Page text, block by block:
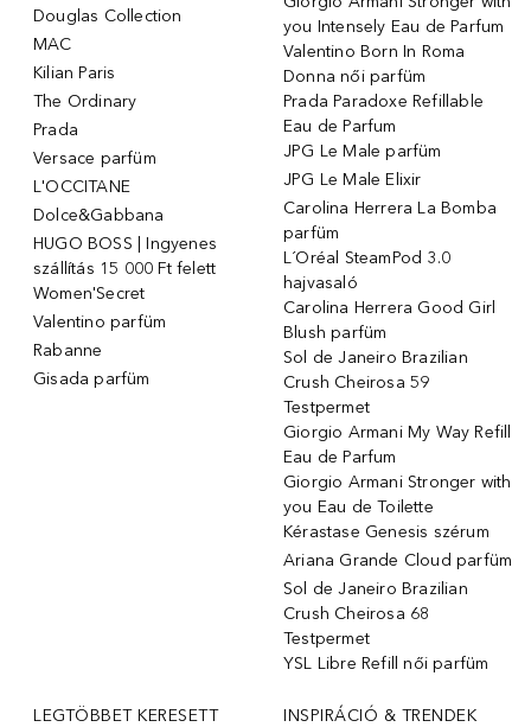
Douglas Collection
MAC
Kilian Paris
The Ordinary
Prada
Versace parfüm
L'OCCITANE
Dolce&Gabbana
HUGO BOSS | Ingyenes
szállítás 15 000 Ft felett
Women'Secret
Valentino parfüm
Rabanne
Gisada parfüm
you Intensely Eau de Parfum
Valentino Born In Roma
Donna női parfüm
Prada Paradoxe Refillable
Eau de Parfum
JPG Le Male parfüm
JPG Le Male Elixir
Carolina Herrera La Bomba
parfüm
L´Oréal SteamPod 3.0
hajvasaló
Carolina Herrera Good Girl
Blush parfüm
Sol de Janeiro Brazilian
Crush Cheirosa 59
Testpermet
Giorgio Armani My Way Refill
Eau de Parfum
Giorgio Armani Stronger with
you Eau de Toilette
Kérastase Genesis szérum
Ariana Grande Cloud parfüm
Sol de Janeiro Brazilian
Crush Cheirosa 68
Testpermet
YSL Libre Refill női parfüm
LEGTÖBBET KERESETT
INSPIRÁCIÓ & TRENDEK